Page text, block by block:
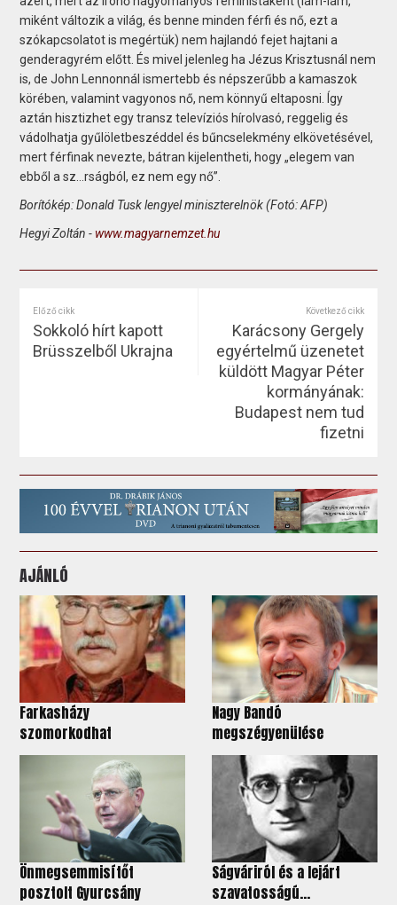
miként változik a világ, és benne minden férfi és nő, ezt a
szókapcsolatot is megértük) nem hajlandó fejet hajtani a
genderagyrém előtt. És mivel jelenleg ha Jézus Krisztusnál nem
is, de John Lennonnál ismertebb és népszerűbb a kamaszok
körében, valamint vagyonos nő, nem könnyű eltaposni. Így
aztán hisztizhet egy transz televíziós hírolvasó, reggelig és
vádolhatja gyűlöletbeszéddel és bűncselekmény elkövetésével,
mert férfinak nevezte, bátran kijelentheti, hogy „elegem van
ebből a sz…rságból, ez nem egy nő”.
Borítókép: Donald Tusk lengyel miniszterelnök (Fotó: AFP)
Hegyi Zoltán - www.magyarnemzet.hu
Előző cikk
Sokkoló hírt kapott
Brüsszelből Ukrajna
Következő cikk
Karácsony Gergely
egyértelmű üzenetet
küldött Magyar Péter
kormányának:
Budapest nem tud
fizetni
AJÁNLÓ
Farkasházy
szomorkodhat
Nagy Bandó
megszégyenülése
Önmegsemmisítőt
posztolt Gyurcsány
Ságváriról és a lejárt
szavatosságú...